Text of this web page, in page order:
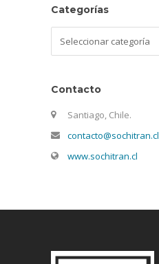
Categorías
Contacto
Santiago, Chile.
contacto@sochitran.cl
www.sochitran.cl